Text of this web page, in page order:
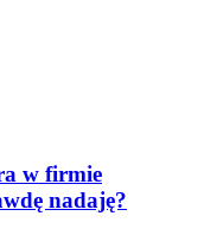
w firmie
nadaję?